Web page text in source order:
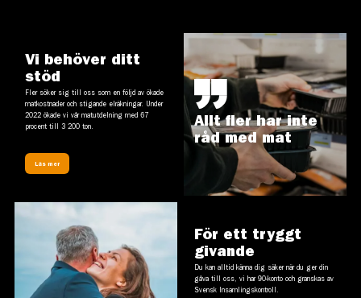
Vi behöver ditt
stöd
Fler söker sig till oss som en följd av ökade
matkostnader och stigande elräkningar. Under
2022 ökade vi vår matutdelning med 67
procent till 3 200 ton.
Läs mer
Allt fler har inte
råd med mat
För ett tryggt
givande
Du kan alltid känna dig säker när du ger din
gåva till oss, vi har 90-konto och granskas av
Svensk Insamlingskontroll.